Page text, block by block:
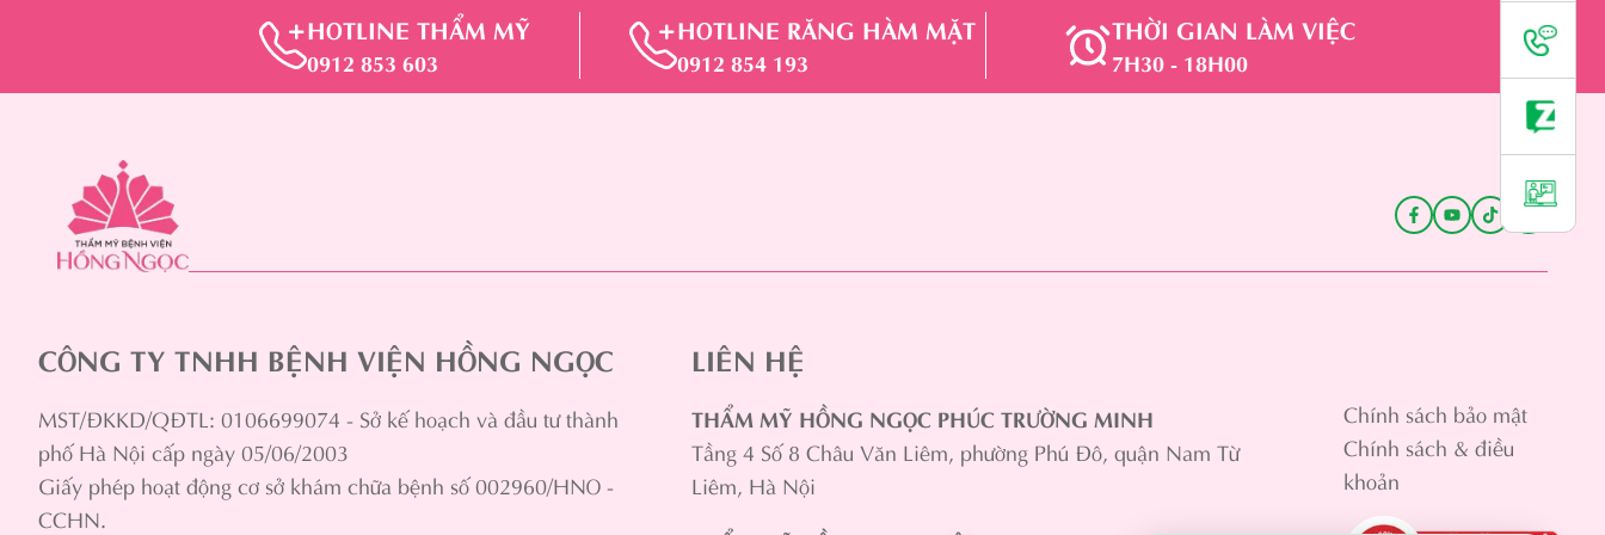
HOTLINE THẨM MỸ
0912 853 603
HOTLINE RĂNG HÀM MẶT
0912 854 193
THỜI GIAN LÀM VIỆC
7H30 - 18H00
CÔNG TY TNHH BỆNH VIỆN HỒNG NGỌC
MST/ĐKKD/QĐTL: 0106699074 - Sở kế hoạch và đầu tư thành
phố Hà Nội cấp ngày 05/06/2003
Giấy phép hoạt động cơ sở khám chữa bệnh số 002960/HNO -
CCHN.
LIÊN HỆ
THẨM MỸ HỒNG NGỌC PHÚC TRƯỜNG MINH
Tầng 4 Số 8 Châu Văn Liêm, phường Phú Đô, quận Nam Từ
Liêm, Hà Nội
Chính sách bảo mật
Chính sách & điều
khoản